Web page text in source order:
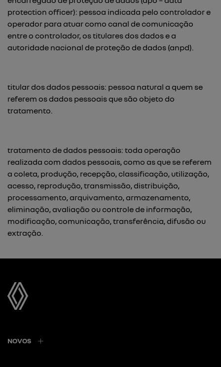
protection officer): pessoa indicada pelo controlador e
operador para atuar como canal de comunicação
entre o controlador, os titulares dos dados e a
autoridade nacional de proteção de dados (anpd).
titular dos dados pessoais: pessoa natural a quem se
referem os dados pessoais que são objeto do
tratamento.
tratamento de dados pessoais: toda operação
realizada com dados pessoais, como as que se referem
a coleta, produção, recepção, classificação, utilização,
acesso, reprodução, transmissão, distribuição,
processamento, arquivamento, armazenamento,
eliminação, avaliação ou controle de informação,
modificação, comunicação, transferência, difusão ou
extração.
NOVOS